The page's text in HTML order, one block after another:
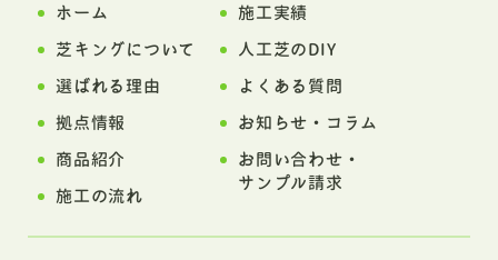
ホーム
芝キングについて
選ばれる理由
拠点情報
商品紹介
施工の流れ
施工実績
人工芝のDIY
よくある質問
お知らせ・コラム
お問い合わせ・
サンプル請求